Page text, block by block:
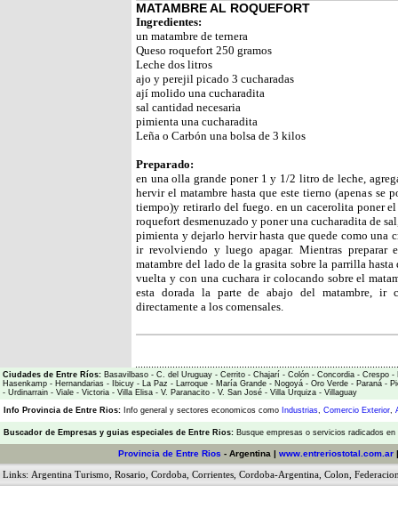
MATAMBRE AL ROQUEFORT
Ingredientes:
un matambre de ternera
Queso roquefort 250 gramos
Leche dos litros
ajo y perejil picado 3 cucharadas
ají molido una cucharadita
sal cantidad necesaria
pimienta una cucharadita
Leña o Carbón una bolsa de 3 kilos
Preparado:
en una olla grande poner 1 y 1/2 litro de leche,
hervir el matambre hasta que este tierno (apenas se
tiempo)y retirarlo del fuego. en un cacerolita poner
roquefort desmenuzado y poner una cucharadita de
pimienta y dejarlo hervir hasta que quede como una
ir revolviendo y luego apagar. Mientras
matambre del lado de la grasita sobre la parrilla
vuelta y con una cuchara ir colocando sobre el
esta dorada la parte de abajo del matambre, ir
directamente a los comensales.
Ciudades de Entre Ríos: Basavilbaso - C. del Uruguay - Cerrito - Chajarí - Colón - Concordia - Crespo -
Hasenkamp - Hernandarias - Ibicuy - La Paz - Larroque - María Grande - Nogoyá - Oro Verde - Paraná -
- Urdinarrain - Viale - Victoria - Villa Elisa - V. Paranacito - V. San José - Villa Urquiza - Villaguay
Info Provincia de Entre Rios: Info general y sectores economicos como Industrias, Comercio Exterior,
Buscador de Empresas y guias especiales de Entre Rios: Busque empresas o servicios radicados
Provincia de Entre Rios - Argentina | www.entreriostotal.com.ar
Links: Argentina Turismo Rosario Cordoba Corrientes Cordoba-Argentina Colon